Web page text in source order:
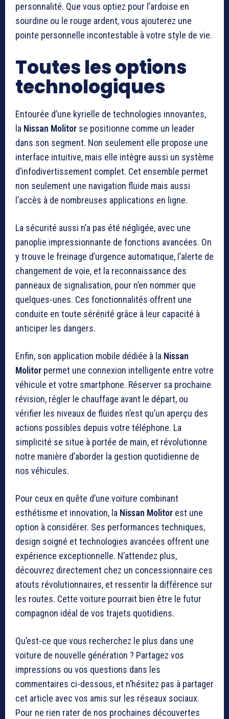
personnalité. Que vous optiez pour l’ardoise en
sourdine ou le rouge ardent, vous ajouterez une
pointe personnelle incontestable à votre style de vie.
Toutes les options
technologiques
Entourée d’une kyrielle de technologies innovantes,
la Nissan Molitor se positionne comme un leader
dans son segment. Non seulement elle propose une
interface intuitive, mais elle intègre aussi un système
d’infodivertissement complet. Cet ensemble permet
non seulement une navigation fluide mais aussi
l’accès à de nombreuses applications en ligne.
La sécurité aussi n’a pas été négligée, avec une
panoplie impressionnante de fonctions avancées. On
y trouve le freinage d’urgence automatique, l’alerte de
changement de voie, et la reconnaissance des
panneaux de signalisation, pour n’en nommer que
quelques-unes. Ces fonctionnalités offrent une
conduite en toute sérénité grâce à leur capacité à
anticiper les dangers.
Enfin, son application mobile dédiée à la Nissan
Molitor permet une connexion intelligente entre votre
véhicule et votre smartphone. Réserver sa prochaine
révision, régler le chauffage avant le départ, ou
vérifier les niveaux de fluides n’est qu’un aperçu des
actions possibles depuis votre téléphone. La
simplicité se situe à portée de main, et révolutionne
notre manière d’aborder la gestion quotidienne de
nos véhicules.
Pour ceux en quête d’une voiture combinant
esthétisme et innovation, la Nissan Molitor est une
option à considérer. Ses performances techniques,
design soigné et technologies avancées offrent une
expérience exceptionnelle. N’attendez plus,
découvrez directement chez un concessionnaire ces
atouts révolutionnaires, et ressentir la différence sur
les routes. Cette voiture pourrait bien être le futur
compagnon idéal de vos trajets quotidiens.
Qu’est-ce que vous recherchez le plus dans une
voiture de nouvelle génération ? Partagez vos
impressions ou vos questions dans les
commentaires ci-dessous, et n’hésitez pas à partager
cet article avec vos amis sur les réseaux sociaux.
Pour ne rien rater de nos prochaines découvertes